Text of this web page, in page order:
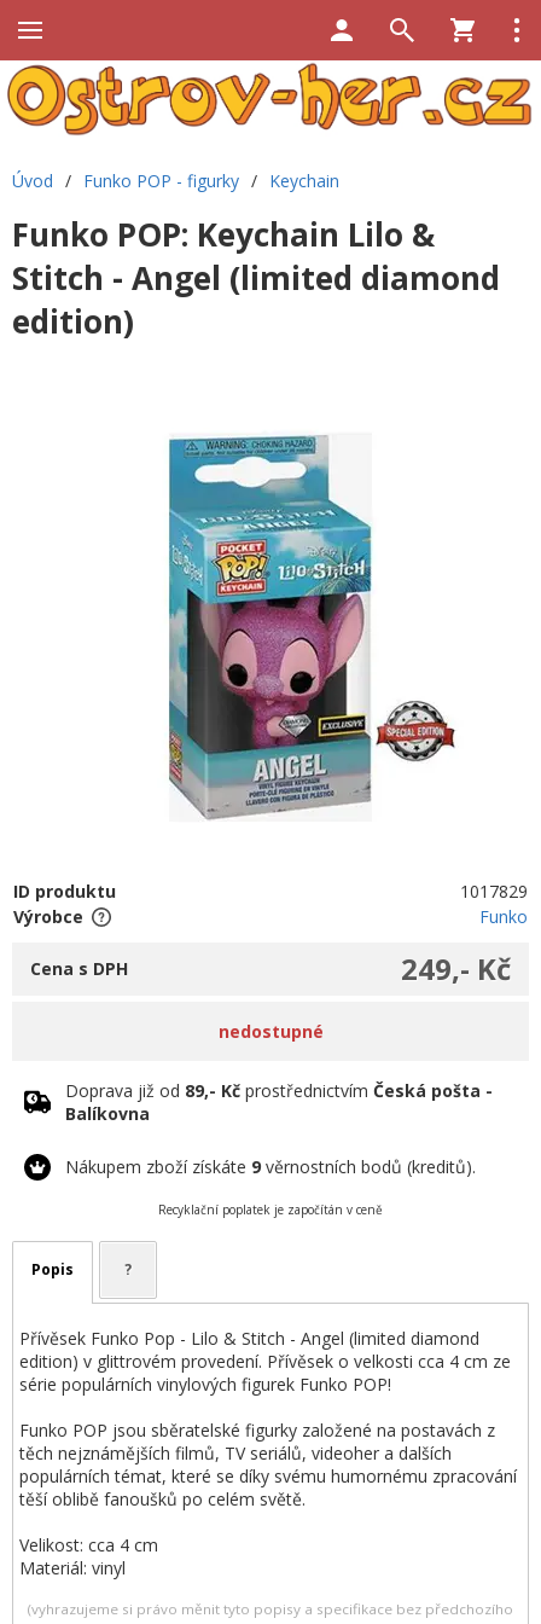
Úvod / Funko POP - figurky / Keychain
Funko POP: Keychain Lilo &
Stitch - Angel (limited diamond
edition)
ID produktu
1017829
Výrobce
Funko
249,- Kč
Cena s DPH
nedostupné
Doprava již od 89,- Kč prostřednictvím Česká pošta -
Balíkovna
Nákupem zboží získáte 9 věrnostních bodů (kreditů).
Recyklační poplatek je započítán v ceně
Popis ?
Přívěsek Funko Pop - Lilo & Stitch - Angel (limited diamond
edition) v glittrovém provedení. Přívěsek o velkosti cca 4 cm ze
série populárních vinylových figurek Funko POP!
Funko POP jsou sběratelské figurky založené na postavách z
těch nejznámějších filmů, TV seriálů, videoher a dalších
populárních témat, které se díky svému humornému zpracování
těší oblibě fanoušků po celém světě.
Velikost: cca 4 cm
Materiál: vinyl
(vyhrazujeme si právo měnit tyto popisy a specifikace bez předchozího